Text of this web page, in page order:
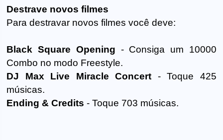
Destrave novos filmes
Para destravar novos filmes você deve:
Black Square Opening - Consiga um 10000
Combo no modo Freestyle.
DJ Max Live Miracle Concert - Toque 425
músicas.
Ending & Credits - Toque 703 músicas.